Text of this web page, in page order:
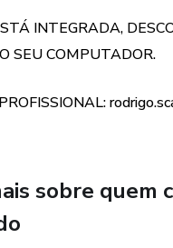
INTEGRADA,
SEU COMPUTADOR.
sobre quem